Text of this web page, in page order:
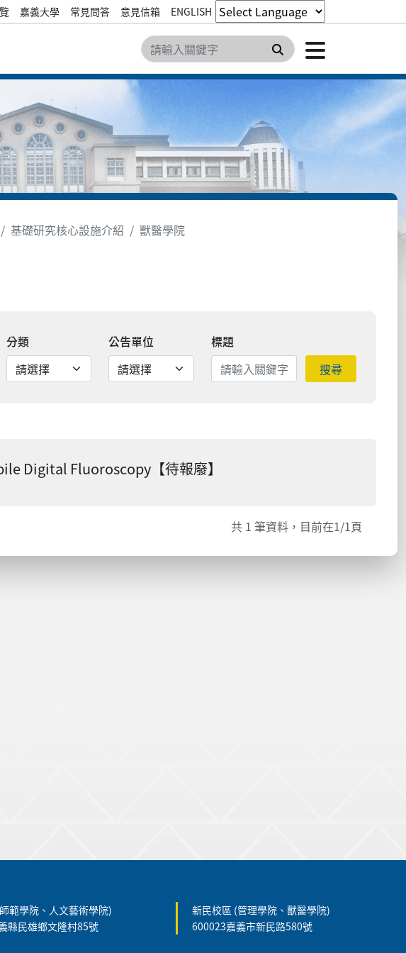
嘉義大學 常見問答 意見信箱 ENGLISH
搜尋 點擊開
基礎研究核心設施介紹 獸醫學院
圍結束
分類 公告單位
標題
搜尋
Digital Fluoroscopy【待報廢】
共 1 筆資料，目前在1/1頁
範學院、人文藝術學院)
縣民雄鄉文隆村85號
新民校區 (管理學院、獸醫學院)
600023嘉義市新民路580號